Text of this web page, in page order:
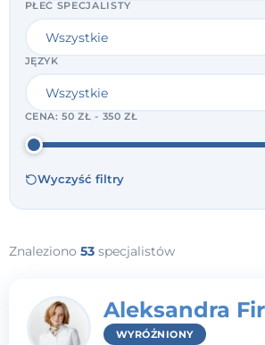
PŁEĆ SPECJALISTY
JĘZYK
CENA:50 ZŁ - 350 ZŁ
Wyczyść filtry
Znaleziono 53 specjalistów
Aleksandra
WYRÓŻNIONY